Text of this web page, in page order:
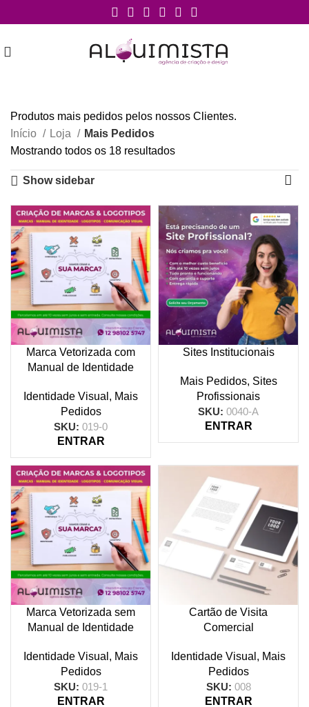
Produtos mais pedidos pelos nossos Clientes.
Início
Loja
Mais Pedidos
Mostrando todos os 18 resultados
Show sidebar
Marca Vetorizada com
Manual de Identidade
Identidade Visual , Mais
Pedidos
SKU: 019-0
ENTRAR
Sites Institucionais
Mais Pedidos, Sites
Profissionais
SKU: 0040-A
ENTRAR
Marca Vetorizada sem
Manual de Identidade
Identidade Visual , Mais
Pedidos
SKU: 019-1
ENTRAR
Cartão de Visita
Comercial
Identidade Visual , Mais
Pedidos
SKU: 008
ENTRAR